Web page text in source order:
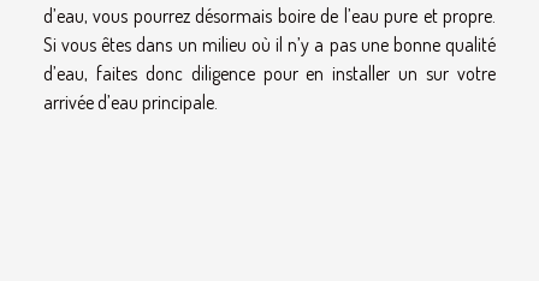
d’eau, vous pourrez désormais boire de l’eau pure et propre.
Si vous êtes dans un milieu où il n’y a pas une bonne qualité
d’eau, faites donc diligence pour en installer un sur votre
arrivée d’eau principale.